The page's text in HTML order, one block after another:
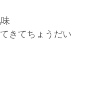
きてちょうだい